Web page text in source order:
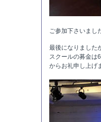
ご参加下さいまし
最後になりました
スクールの募金は
からお礼申し上げ